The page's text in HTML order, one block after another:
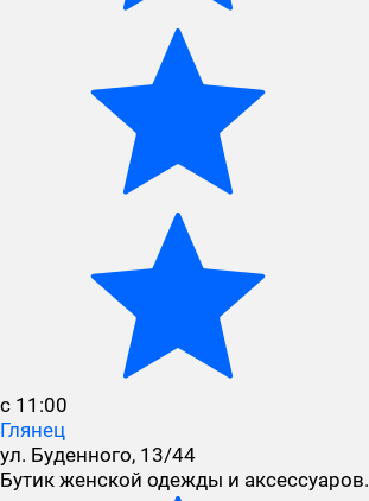
с 11:00
Глянец
ул. Буденного, 13/44
Бутик женской одежды и аксессуаров.